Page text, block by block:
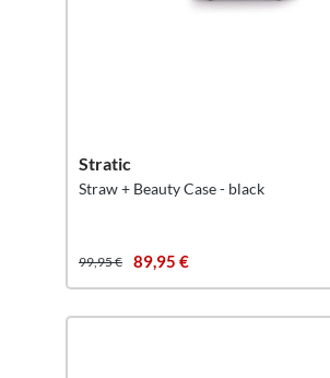
Stratic
Straw + Beauty Case - black
99,95 € 89,95 €